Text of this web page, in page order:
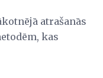
atrašanās
kas